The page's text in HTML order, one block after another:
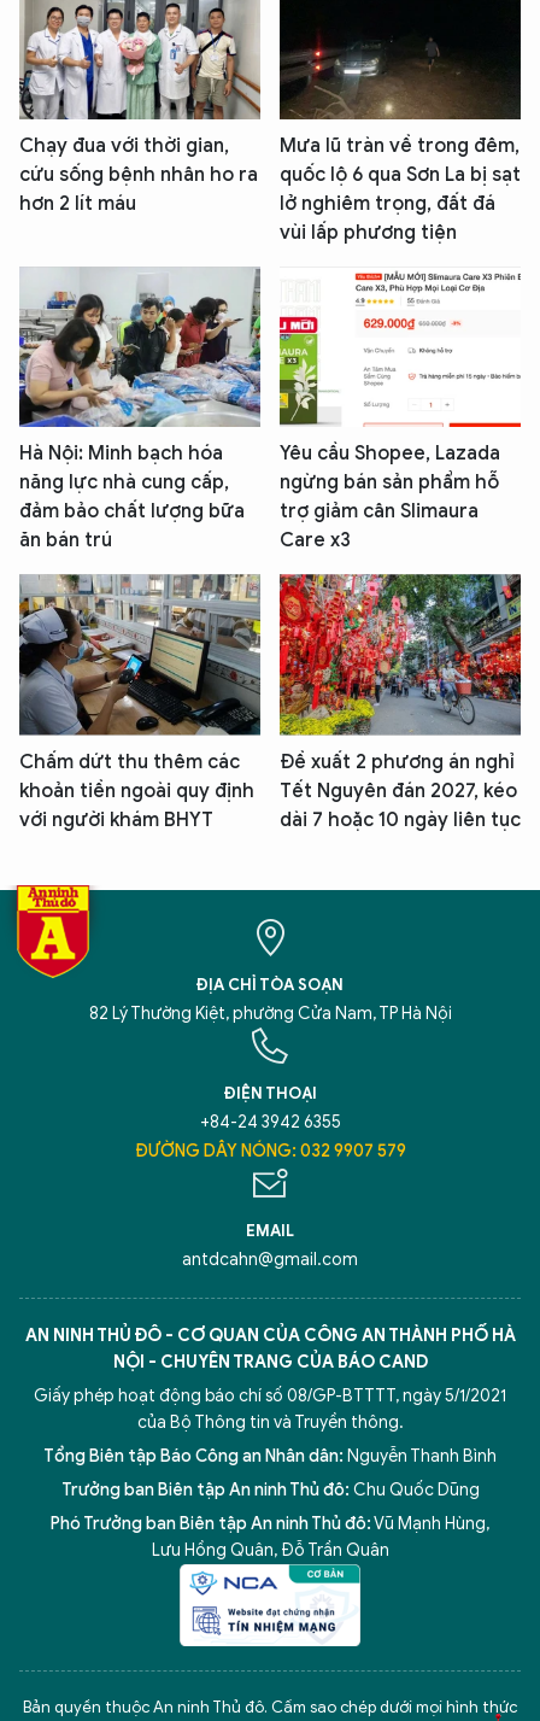
Chạy đua với thời gian,
cứu sống bệnh nhân ho ra
hơn 2 lít máu
Mưa lũ tràn về trong đêm,
quốc lộ 6 qua Sơn La bị sạt
lở nghiêm trọng, đất đá
vùi lấp phương tiện
Hà Nội: Minh bạch hóa
năng lực nhà cung cấp,
đảm bảo chất lượng bữa
ăn bán trú
Yêu cầu Shopee, Lazada
ngừng bán sản phẩm hỗ
trợ giảm cân Slimaura
Care x3
Chấm dứt thu thêm các
khoản tiền ngoài quy định
với người khám BHYT
Đề xuất 2 phương án nghỉ
Tết Nguyên đán 2027, kéo
dài 7 hoặc 10 ngày liên tục
ĐỊA CHỈ TÒA SOẠN
82 Lý Thường Kiệt, phường Cửa Nam, TP Hà Nội
ĐIỆN THOẠI
+84-24 3942 6355
ĐƯỜNG DÂY NÓNG: 032 9907 579
EMAIL
antdcahn@gmail.com
AN NINH THỦ ĐÔ - CƠ QUAN CỦA CÔNG AN THÀNH PHỐ HÀ
NỘI - CHUYÊN TRANG CỦA BÁO CAND
Giấy phép hoạt động báo chí số 08/GP-BTTTT, ngày 5/1/2021
của Bộ Thông tin và Truyền thông.
Tổng Biên tập Báo Công an Nhân dân: Nguyễn Thanh Bình
Trưởng ban Biên tập An ninh Thủ đô: Chu Quốc Dũng
Phó Trưởng ban Biên tập An ninh Thủ đô:Vũ Mạnh Hùng,
Lưu Hồng Quân, Đỗ Trần Quân
Bản quyền thuộc An ninh Thủ đô. Cấm sao chép dưới mọi hình thức
5 điểm nghẽn của Hà Nội giải pháp xử lý điểm nghẽn của